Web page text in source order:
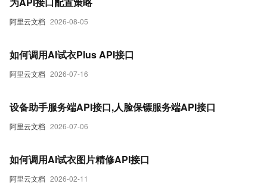
阿里云文档 2026-08-05
阿里云文档 2026-07-16
如何调用AI试衣Plus API接口
阿里云文档 2026-07-06
设备助手服务端API接口,人脸保镖服务端API接口
阿里云文档 2026-02-11
如何调用AI试衣图片精修API接口